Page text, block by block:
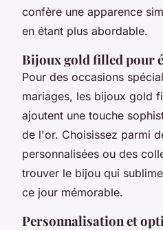
confère une apparence
en étant plus abordable.
Bijoux gold filled pour
Pour des occasions
mariages, les bijoux gold
ajoutent une touche
de l'or. Choisissez parmi
personnalisées ou des
trouver le bijou qui
ce jour mémorable.
Personnalisation et